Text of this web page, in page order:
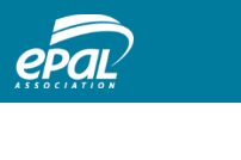
Accéder au contenu
Accéder au pied de
Panneau de gestion des